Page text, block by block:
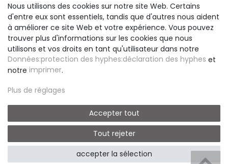
© easyclick24|Design by neoprisma
* Tous les prix incluent la TVA légale plus les frais d'expédition
B2B LOGIN
Nous utilisons des cookies sur notre site Web. Certains
d'entre eux sont essentiels, tandis que d'autres nous aident
à améliorer ce site Web et votre expérience. Vous pouvez
trouver plus d'informations sur les cookies que nous
utilisons et vos droits en tant qu'utilisateur dans notre
Données:protection des hyphes:déclaration des hyphes et
notre imprimer.
Plus de réglages
Accepter tout
Tout rejeter
accepter la sélection